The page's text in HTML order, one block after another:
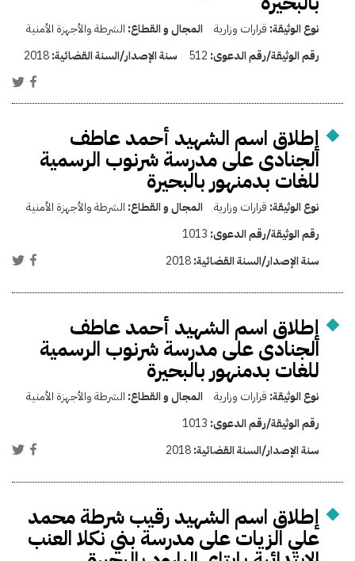
نوع الوثيقة: قرارات وزارية المجال و القطاع: الشرطة والأجهزة الأمنية
رقم الوثيقة/رقم الدعوى: 512 سنة الإصدار/السنة القضائية:2018
إطلاق اسم الشهيد أحمد عاطف
الجنادى على مدرسة شرنوب الرسمية
للغات بدمنهور بالبحيرة
نوع الوثيقة: قرارات وزارية المجال و القطاع: الشرطة والأجهزة الأمنية
رقم الوثيقة/رقم الدعوى: 1013
سنة الإصدار/السنة القضائية:2018
إطلاق اسم الشهيد أحمد عاطف
الجنادى على مدرسة شرنوب الرسمية
للغات بدمنهور بالبحيرة
نوع الوثيقة: قرارات وزارية المجال و القطاع: الشرطة والأجهزة الأمنية
رقم الوثيقة/رقم الدعوى: 1013
سنة الإصدار/السنة القضائية:2018
إطلاق اسم الشهيد رقيب شرطة محمد
علي الزيات على مدرسة بني نكلا العنب